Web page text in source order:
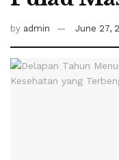
by admin June 27,